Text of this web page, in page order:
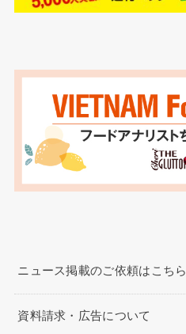
ニュース掲載のご依頼はこちら
資料請求・広告について